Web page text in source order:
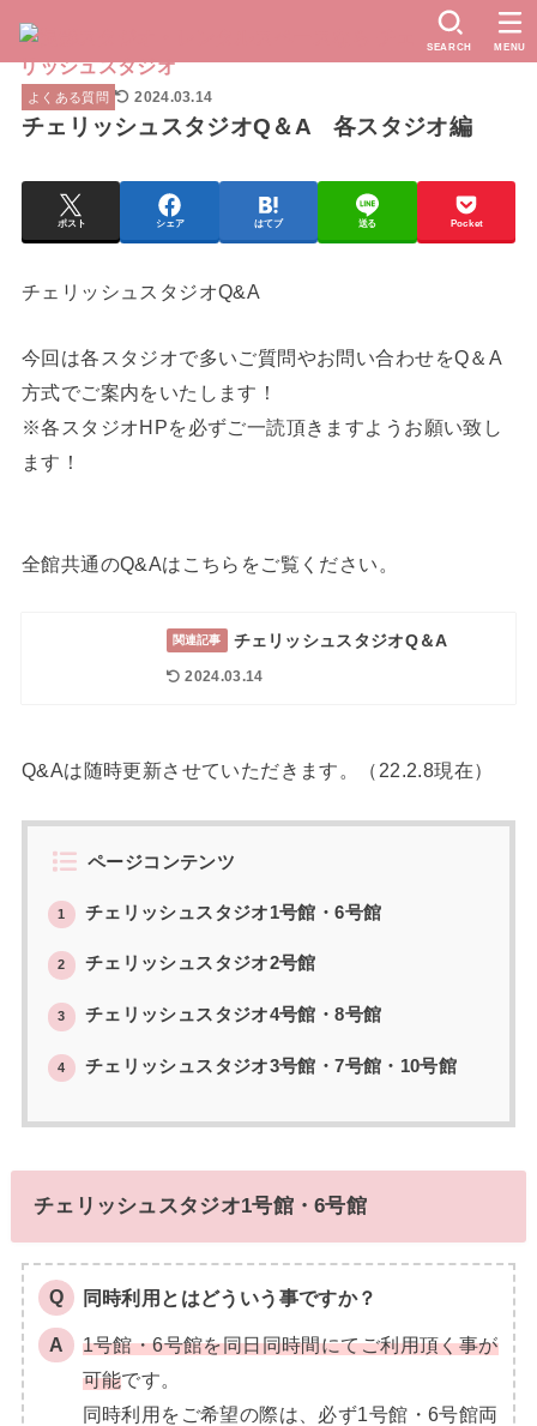
SEARCH MENU
よくある質問 2024.03.14
チェリッシュスタジオQ＆A 各スタジオ編
ポスト シェア はてブ 送る Pocket
チェリッシュスタジオQ&A
今回は各スタジオで多いご質問やお問い合わせをQ＆A
方式でご案内をいたします！
※各スタジオHPを必ずご一読頂きますようお願い致し
ます！
全館共通のQ&Aはこちらをご覧ください。
関連記事 チェリッシュスタジオQ＆A
2024.03.14
Q&Aは随時更新させていただきます。（22.2.8現在）
ページコンテンツ
1 チェリッシュスタジオ1号館・6号館
2 チェリッシュスタジオ2号館
3 チェリッシュスタジオ4号館・8号館
4 チェリッシュスタジオ3号館・7号館・10号館
チェリッシュスタジオ1号館・6号館
同時利用とはどういう事ですか？
1号館・6号館を同日同時間にてご利用頂く事が
可能です。
同時利用をご希望の際は、必ず1号館・6号館両